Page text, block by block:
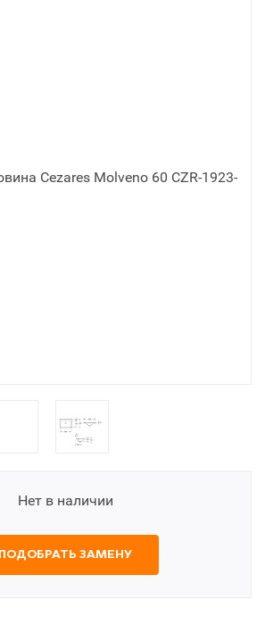
Нет в наличии
ПОДОБРАТЬ ЗАМЕНУ